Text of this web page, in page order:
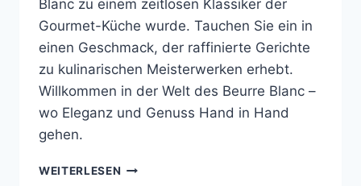
Blanc zu einem zeitlosen Klassiker der
Gourmet-Küche wurde. Tauchen Sie ein in
einen Geschmack, der raffinierte Gerichte
zu kulinarischen Meisterwerken erhebt.
Willkommen in der Welt des Beurre Blanc –
wo Eleganz und Genuss Hand in Hand
gehen.
WEITERLESEN BEURRE